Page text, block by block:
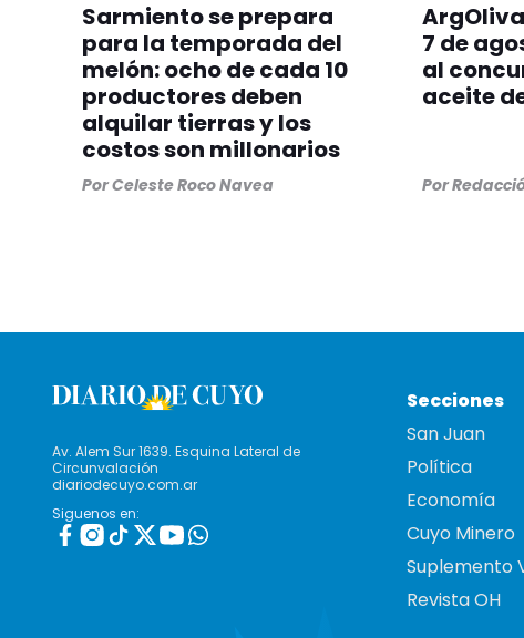
Sarmiento se prepara
para la temporada del
melón: ocho de cada 10
productores deben
alquilar tierras y los
costos son millonarios
PorCeleste Roco Navea
7 de
al
aceite
Por
Av. Alem Sur 1639. Esquina Lateral de
Circunvalación
diariodecuyo.com.ar
Siguenos en:
Secciones
San Juan
Política
Economía
Cuyo Minero
Suplemento
Revista OH